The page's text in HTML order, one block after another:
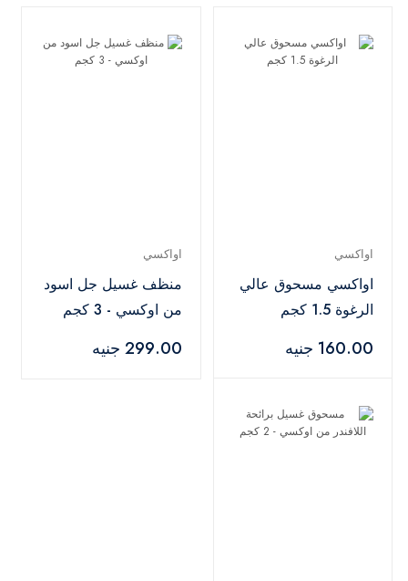
اواكسي
اواكسي مسحوق عالي
الرغوة 1.5 كجم
160.00 جنيه
اواكسي
منظف غسيل جل اسود
من اوكسي - 3 كجم
299.00 جنيه